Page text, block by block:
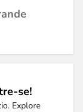
se!
Explore